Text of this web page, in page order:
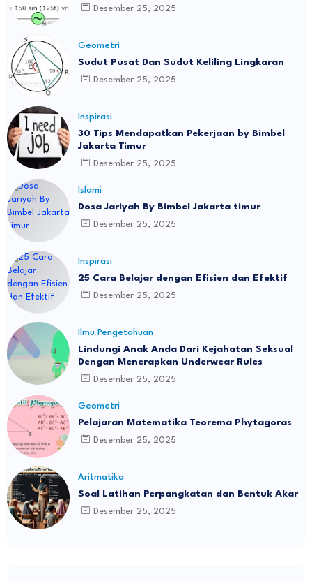
Desember 25, 2025
Geometri
Sudut Pusat Dan Sudut Keliling Lingkaran
Desember 25, 2025
Inspirasi
30 Tips Mendapatkan Pekerjaan by Bimbel
Jakarta Timur
Desember 25, 2025
Islami
Dosa Jariyah By Bimbel Jakarta timur
Desember 25, 2025
Inspirasi
25 Cara Belajar dengan Efisien dan Efektif
Desember 25, 2025
Ilmu Pengetahuan
Lindungi Anak Anda Dari Kejahatan Seksual
Dengan Menerapkan Underwear Rules
Desember 25, 2025
Geometri
Pelajaran Matematika Teorema Phytagoras
Desember 25, 2025
Aritmatika
Soal Latihan Perpangkatan dan Bentuk Akar
Desember 25, 2025